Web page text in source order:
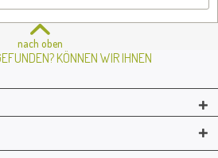
nach oben
KÖNNEN WIR IHNEN